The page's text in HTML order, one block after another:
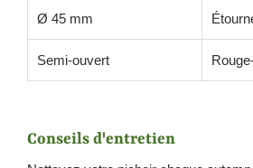
Ø 45 mm
Semi-ouvert
Conseils d'entretien